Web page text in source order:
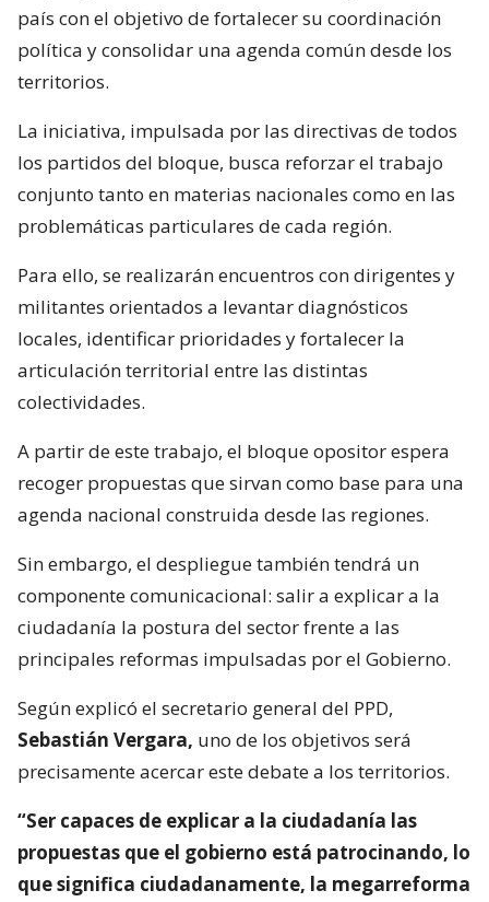
país con el objetivo de fortalecer su coordinación
política y consolidar una agenda común desde los
territorios.
La iniciativa, impulsada por las directivas de todos
los partidos del bloque, busca reforzar el trabajo
conjunto tanto en materias nacionales como en las
problemáticas particulares de cada región.
Para ello, se realizarán encuentros con dirigentes y
militantes orientados a levantar diagnósticos
locales, identificar prioridades y fortalecer la
articulación territorial entre las distintas
colectividades.
A partir de este trabajo, el bloque opositor espera
recoger propuestas que sirvan como base para una
agenda nacional construida desde las regiones.
Sin embargo, el despliegue también tendrá un
componente comunicacional: salir a explicar a la
ciudadanía la postura del sector frente a las
principales reformas impulsadas por el Gobierno.
Según explicó el secretario general del PPD,
Sebastián Vergara, uno de los objetivos será
precisamente acercar este debate a los territorios.
“Ser capaces de explicar a la ciudadanía las
propuestas que el gobierno está patrocinando, lo
que significa ciudadanamente, la megarreforma